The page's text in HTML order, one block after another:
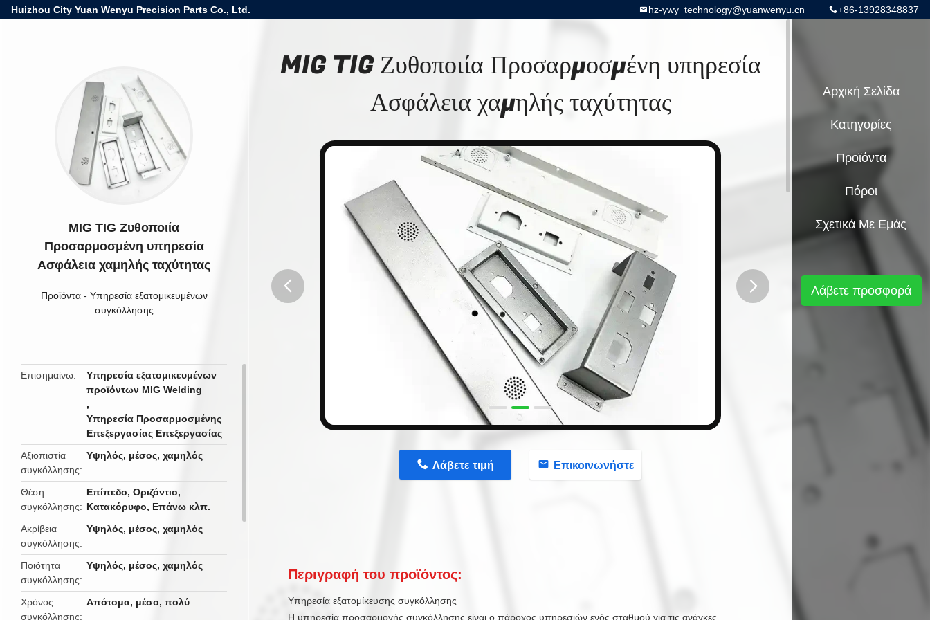
Huizhou City Yuan Wenyu Precision Parts Co., Ltd. +86-13928348837
hz-ywy_technology@yuanwenyu.cn
MIG TIG Ζυθοποιία
Προσαρμοσμένη υπηρεσία
Ασφάλεια χαμηλής ταχύτητας
Προϊόντα- Υπηρεσία εξατομικευμένων
συγκόλλησης
Επισημαίνω
Υπηρεσία εξατομικευμένων
προϊόντων MIG Welding
,
Υπηρεσία Προσαρμοσμένης
Επεξεργασίας Επεξεργασίας
Αξιοπιστία
συγκόλλησης
Υψηλός, μέσος, χαμηλός
Θέση
συγκόλλησης
Επίπεδο, Οριζόντιο,
Κατακόρυφο, Επάνω κλπ.
Ακρίβεια
συγκόλλησης
Υψηλός, μέσος, χαμηλός
Ποιότητα
συγκόλλησης
Υψηλός, μέσος, χαμηλός
Χρόνος
συγκόλλησης
Απότομα, μέσο, πολύ
MIG TIG Ζυθοποιία Προσαρμοσμένη υπηρεσία
Ασφάλεια χαμηλής ταχύτητας
Λάβετε τιμή Επικοινωνήστε
Περιγραφή του προϊόντος:
Υπηρεσία εξατομίκευσης συγκόλλησης
Η υπηρεσία προσαρμογής συγκόλλησης είναι ο πάροχος υπηρεσιών ενός σταθμού για τις ανάγκες
Αρχική Σελίδα
Κατηγορίες
Προϊόντα
Πόροι
Σχετικά Με Εμάς
Λάβετε προσφορά